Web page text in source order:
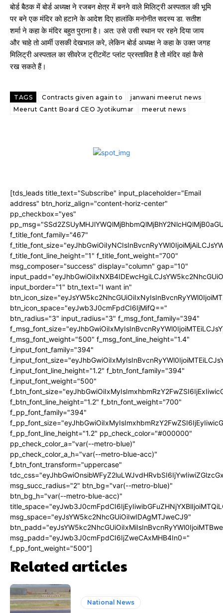
बोर्ड बैठक में बोर्ड अध्यक्ष ने रजबन क्षेत्र में बनने वाले मिलिट्री अस्पताल की भूमि
पर बने एक मंदिर को हटाने के आदेश दिए हालांकि मनोनीत सदस्य डा. सतीश
शर्मा ने कहा के मंदिर बहुत पुराना है। अत: उसे उसी स्थान पर रहने दिया जाय
और चाहे तो आर्मी उसकी देखभाल करे, लेकिन बोर्ड अध्यक्ष ने कहा के उक्त जगह
मिलिट्री अस्पताल का सीवरेज ट्रीटमेंट प्लांट प्रस्तावित है तो मंदिर वहां कैसे
रख सकते हैं।
TAGS Contracts given again to
janwani meerut news
Meerut Cantt Board CEO Jyotikumar
meerut news
[tds_leads title_text="Subscribe" input_placeholder="Email
address" btn_horiz_align="content-horiz-center"
pp_checkbox="yes"
f_title_font_family="467"
f_title_font_line_height="1" f_title_font_weight="700"
msg_composer="success" display="column" gap="10"
input_border="1" btn_text="I want in"
btn_icon_space="eyJwb3J0cmFpdCI6IjMifQ=="
btn_radius="3" input_radius="3" f_msg_font_family="394"
f_msg_font_weight="500" f_msg_font_line_height="1.4"
f_input_font_family="394"
f_input_font_line_height="1.2" f_btn_font_family="394"
f_input_font_weight="500"
f_btn_font_line_height="1.2" f_btn_font_weight="700"
f_pp_font_family="394"
f_pp_font_line_height="1.2" pp_check_color="#000000"
pp_check_color_a="var(--metro-blue)"
pp_check_color_a_h="var(--metro-blue-acc)"
f_btn_font_transform="uppercase"
msg_succ_radius="2" btn_bg="var(--metro-blue)"
btn_bg_h="var(--metro-blue-acc)"
msg_space="eyJsYW5kc2NhcGUiOiIwIDAgMTJweCJ9"
msg_padd="eyJwb3J0cmFpdCI6IjZweCAxMHB4In0="
f_pp_font_weight="500"]
Related articles
National News